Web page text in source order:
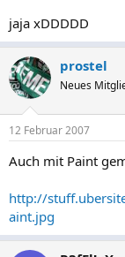
jaja xDDDDD
prostel
Neues
12 Februar 2007
Auch mit Paint
http://
aint.jpg